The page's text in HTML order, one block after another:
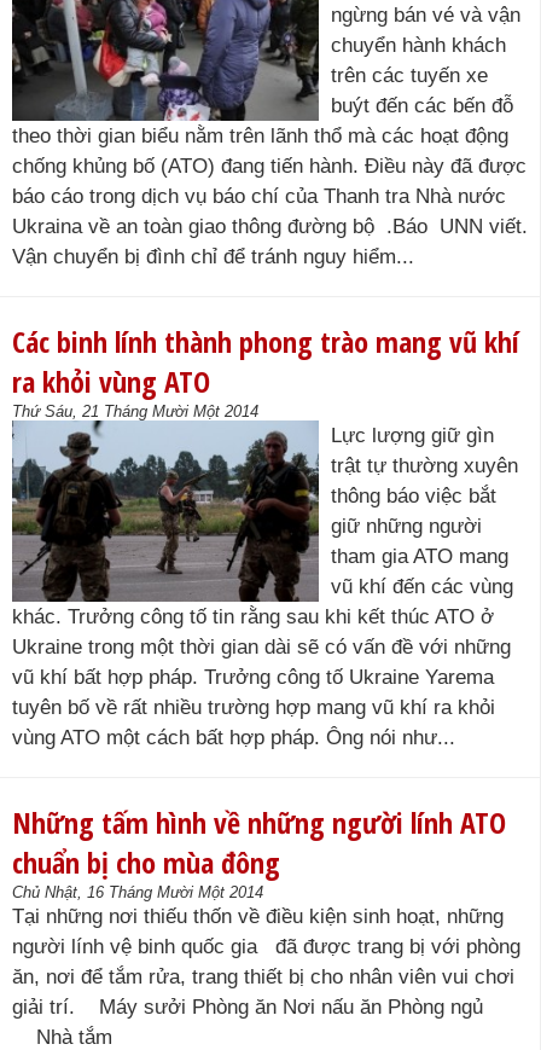
ngừng bán vé và vận
chuyển hành khách
trên các tuyến xe
buýt đến các bến đỗ
theo thời gian biểu nằm trên lãnh thổ mà các hoạt động
chống khủng bố (ATO) đang tiến hành. Điều này đã được
báo cáo trong dịch vụ báo chí của Thanh tra Nhà nước
Ukraina về an toàn giao thông đường bộ .Báo UNN viết.
Vận chuyển bị đình chỉ để tránh nguy hiểm...
Các binh lính thành phong trào mang vũ khí
ra khỏi vùng ATO
Thứ Sáu, 21 Tháng Mười Một 2014
Lực lượng giữ gìn
trật tự thường xuyên
thông báo việc bắt
giữ những người
tham gia ATO mang
vũ khí đến các vùng
khác. Trưởng công tố tin rằng sau khi kết thúc ATO ở
Ukraine trong một thời gian dài sẽ có vấn đề với những
vũ khí bất hợp pháp. Trưởng công tố Ukraine Yarema
tuyên bố về rất nhiều trường hợp mang vũ khí ra khỏi
vùng ATO một cách bất hợp pháp. Ông nói như...
Những tấm hình về những người lính ATO
chuẩn bị cho mùa đông
Chủ Nhật, 16 Tháng Mười Một 2014
Tại những nơi thiếu thốn về điều kiện sinh hoạt, những
người lính vệ binh quốc gia đã được trang bị với phòng
ăn, nơi để tắm rửa, trang thiết bị cho nhân viên vui chơi
giải trí. Máy sưởi Phòng ăn Nơi nấu ăn Phòng ngủ
Nhà tắm